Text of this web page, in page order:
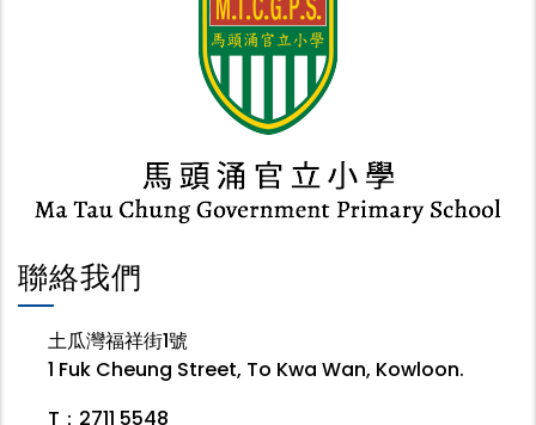
聯絡我們
土瓜灣福祥街1號
1 Fuk Cheung Street, To Kwa Wan, Kowloon.
T：2711 5548